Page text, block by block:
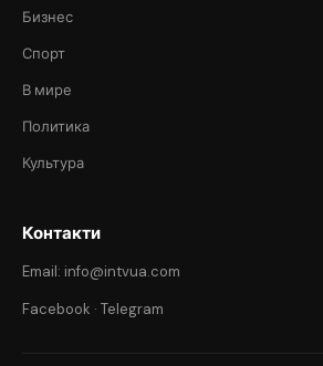
Бизнес
Спорт
В мире
Политика
Культура
Контакти
Email: info@intvua.com
Facebook · Telegram